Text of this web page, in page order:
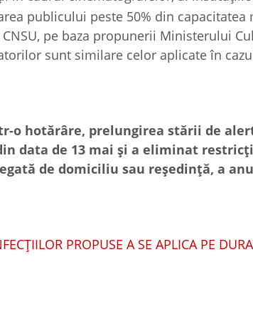
publicului peste 50% din
pe baza propunerii Ministerului
sunt similare celor aplicate în
o hotărâre, prelungirea stării de
data de 13 mai şi a eliminat
de domiciliu sau reşedinţă, a
PROPUSE A SE APLICA PE